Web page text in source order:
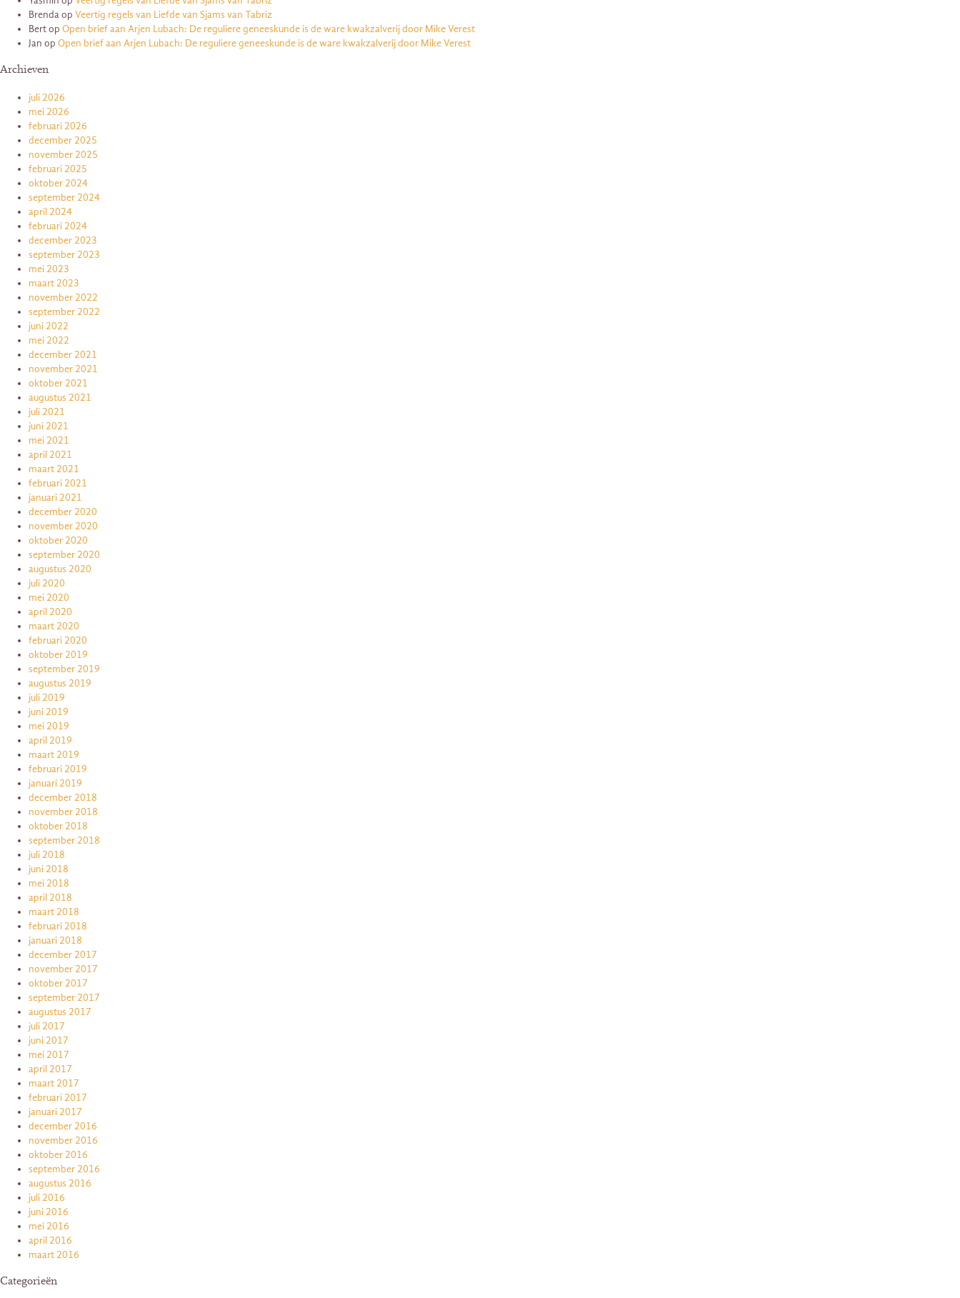
Brendaop Veertig regels van Liefde van Sjams van Tabriz
Bertop Open brief aan Arjen Lubach: De reguliere geneeskunde is de ware kwakzalverij door Mike Verest
Jan op Open brief aan Arjen Lubach: De reguliere geneeskunde is de ware kwakzalverij door Mike Verest
Archieven
juli 2026
mei 2026
februari 2026
december 2025
november 2025
februari 2025
oktober 2024
september 2024
april 2024
februari 2024
december 2023
september 2023
mei 2023
maart 2023
november 2022
september 2022
juni 2022
mei 2022
december 2021
november 2021
oktober 2021
augustus 2021
juli 2021
juni 2021
mei 2021
april 2021
maart 2021
februari 2021
januari 2021
december 2020
november 2020
oktober 2020
september 2020
augustus 2020
juli 2020
mei 2020
april 2020
maart 2020
februari 2020
oktober 2019
september 2019
augustus 2019
juli 2019
juni 2019
mei 2019
april 2019
maart 2019
februari 2019
januari 2019
december 2018
november 2018
oktober 2018
september 2018
juli 2018
juni 2018
mei 2018
april 2018
maart 2018
februari 2018
januari 2018
december 2017
november 2017
oktober 2017
september 2017
augustus 2017
juli 2017
juni 2017
mei 2017
april 2017
maart 2017
februari 2017
januari 2017
december 2016
november 2016
oktober 2016
september 2016
augustus 2016
juli 2016
juni 2016
mei 2016
april 2016
maart 2016
Categorieën